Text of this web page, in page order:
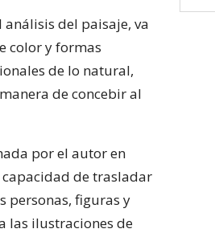
del paisaje, va
color y formas
de lo natural,
de concebir al
por el autor en
de trasladar
personas, figuras y
las ilustraciones de